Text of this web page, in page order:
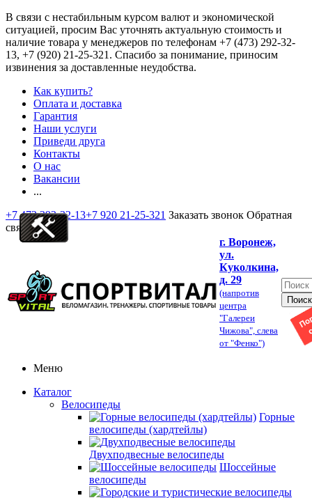
В связи с нестабильным курсом валют и экономической
ситуацией, просим Вас уточнять актуальную стоимость и
наличие товара у менеджеров по телефонам +7 (473) 292-32-
13, +7 (920) 21-25-321 . Спасибо за понимание, приносим
извинения за доставленные неудобства.
Как купить?
Оплата и доставка
Гарантия
Наши услуги
Приведи друга
Контакты
О нас
Вакансии
...
+7 473 292-32-13+7 920 21-25-321 Заказать звонок Обратная
связь
г. Воронеж,
ул.
Куколкина,
д. 29
(напротив
центра
"Галереи
Чижова", слева
от "Фенко")
Меню
Каталог
Велосипеды
Горные
велосипеды (хардтейлы)
Двухподвесные велосипеды
Шоссейные
велосипеды